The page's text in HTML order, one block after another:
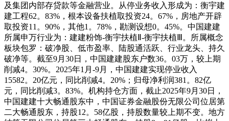
及集团内部存贷款等金融营业。从停业务收入形成为：衡宇建
建工程62。83%，根本设备扶植取投资24。67%，房地产开辟
取投资11。90%，其他1。78%，勘测设想0。45%。中国建建
所属申万行业为：建建粉饰-衡宇扶植Ⅱ-衡宇扶植Ⅲ。所属概念
板块包罗：破净股、低市盈率、陆股通活跃、行业龙头、持久
破净等。截至9月30日，中国建建股东户数36。03万，较上期
削减4。30%。2025年1月-9月，中国建建实现停业收入
15582。20亿元，同比削减4。20%；归母净利润381。82亿
元，同比削减3。83%。机构持仓方面，截止2025年9月30日，
中国建建十大畅通股东中，中国证券金融股份无限公司位居第
二大畅通股东，持股12。58亿股，持股数量较上期不变。地方